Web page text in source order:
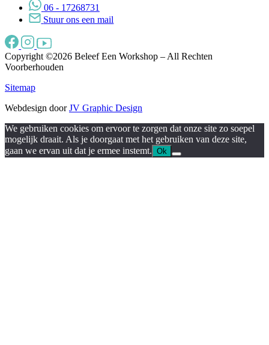
06 - 17268731
Stuur ons een mail
Copyright ©2026 Beleef Een Workshop – All Rechten
Voorberhouden
Sitemap
Webdesign doorJV Graphic Design
We gebruiken cookies om ervoor te zorgen dat onze site zo soepel
mogelijk draait. Als je doorgaat met het gebruiken van deze site,
gaan we ervan uit dat je ermee instemt. Ok